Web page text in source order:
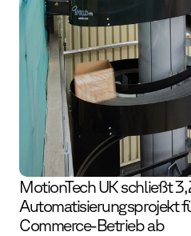
MotionTech UK schließt
Automatisierungs­projekt
Commerce-Betrieb ab